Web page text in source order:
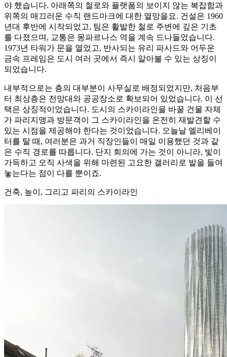
야 했습니다. 아래쪽의 철로와 플랫폼의 보이지 않는 복잡함과
위쪽의 매끄러운 수직 랜드마크에 대한 열망을요. 건설은 1960
년대 후반에 시작되었고, 팀은 활발한 철로 주변에 깊은 기초
를 다졌으며, 교통은 몽파르나스 역을 계속 드나들었습니다.
1973년 타워가 문을 열었고, 반사되는 유리 파사드와 어두운
금속 프레임은 도시 여러 곳에서 즉시 알아볼 수 있는 상징이
되었습니다.
내부적으로는 층의 대부분이 사무실로 배정되었지만, 처음부
터 최상층은 전망대와 공공장소로 확보되어 있었습니다. 이 선
택은 상징적이었습니다. 도시의 스카이라인을 바꿀 건물 자체
가 파리지앵과 방문객이 그 스카이라인을 온전히 재발견할 수
있는 시점을 제공해야 한다는 것이었습니다. 오늘날 엘리베이
터를 탈 때, 여러분은 과거 직장인들이 매일 이용했던 것과 같
은 수직 경로를 따릅니다. 단지 회의에 가는 것이 아니라, 빛이
가득하고 오직 사색을 위해 마련된 고요한 갤러리로 발을 들여
놓는다는 점이 다를 뿐이죠.
건축, 높이, 그리고 파리의 스카이라인